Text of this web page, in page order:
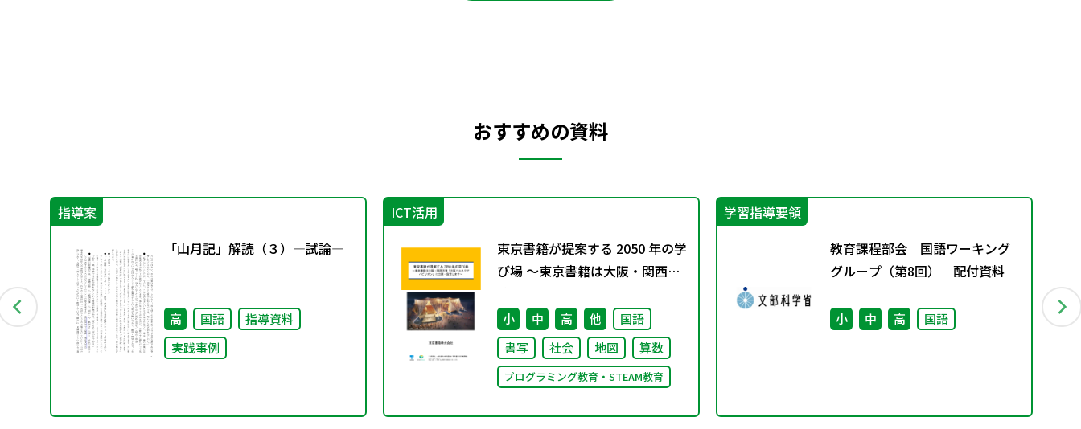
おすすめの資料
指導案
「山月記」解読（３）―試論―
高 国語
指導資料
実践事例
ICT活用
東京書籍が提案する 2050 年の学
び場 ～東京書籍は大阪・関西万
博「大阪ヘルスケア パビリオ
ン」に出展・協賛します～
小 中 高 他
国語
書写
社会 地図 算数
プログラミング教育・STEAM教育
学習指導要領
教育課程部会 国語ワーキング
グループ（第8回） 配付資料
小 中 高 国語